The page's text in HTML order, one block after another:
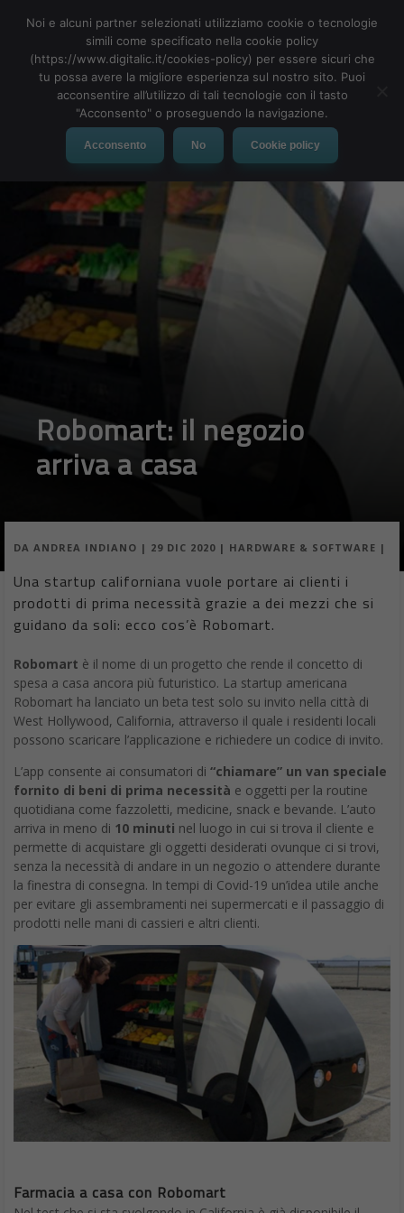
MENU
Robomart: il negozio
arriva a casa
DA ANDREA INDIANO | 29 DIC 2020 | HARDWARE & SOFTWARE |
Una startup californiana vuole portare ai clienti i
prodotti di prima necessità grazie a dei mezzi che si
guidano da soli: ecco cos’è Robomart.
Robomart è il nome di un progetto che rende il concetto di
spesa a casa ancora più futuristico. La startup americana
Robomart ha lanciato un beta test solo su invito nella città di
West Hollywood, California, attraverso il quale i residenti locali
possono scaricare l’applicazione e richiedere un codice di invito.
L’app consente ai consumatori di “chiamare” un van speciale
fornito di beni di prima necessità e oggetti per la routine
quotidiana come fazzoletti, medicine, snack e bevande. L’auto
arriva in meno di 10 minuti nel luogo in cui si trova il cliente e
permette di acquistare gli oggetti desiderati ovunque ci si trovi,
senza la necessità di andare in un negozio o attendere durante
la finestra di consegna. In tempi di Covid-19 un’idea utile anche
per evitare gli assembramenti nei supermercati e il passaggio di
prodotti nelle mani di cassieri e altri clienti.
Farmacia a casa con Robomart
Noi e alcuni partner selezionati utilizziamo cookie o tecnologie
simili come specificato nella cookie policy
(https://www.digitalic.it/cookies-policy) per essere sicuri che
tu possa avere la migliore esperienza sul nostro sito. Puoi
acconsentire all’utilizzo di tali tecnologie con il tasto
"Acconsento" o proseguendo la navigazione.
Acconsento No Cookie policy